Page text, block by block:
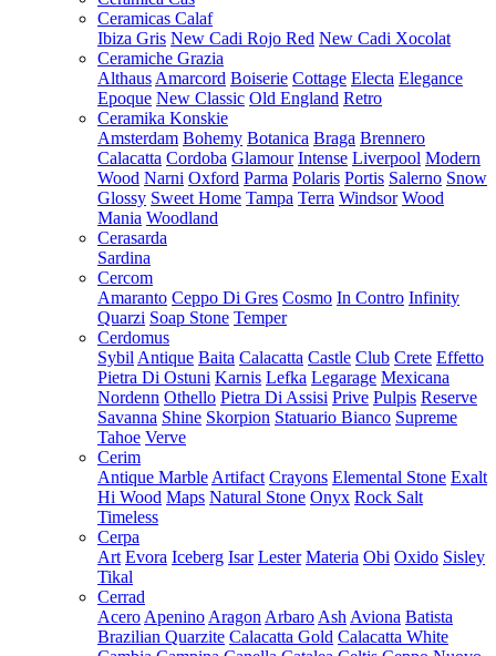
Ceramicas Calaf
Ibiza Gris New Cadi Rojo Red New Cadi Xocolat
Ceramiche Grazia
Althaus Amarcord Boiserie Cottage Electa Elegance
Epoque New Classic Old England Retro
Ceramika Konskie
Amsterdam Bohemy Botanica Braga Brennero
Calacatta Cordoba Glamour Intense Liverpool Modern
Wood Narni Oxford Parma Polaris Portis Salerno Snow
Glossy Sweet Home Tampa Terra Windsor Wood
Mania Woodland
Cerasarda
Sardina
Cercom
Amaranto Ceppo Di Gres Cosmo In Contro Infinity
Quarzi Soap Stone Temper
Cerdomus
Sybil Antique Baita Calacatta Castle Club Crete Effetto
Pietra Di Ostuni Karnis Lefka Legarage Mexicana
Nordenn Othello Pietra Di Assisi Prive Pulpis Reserve
Savanna Shine Skorpion Statuario Bianco Supreme
Tahoe Verve
Cerim
Antique Marble Artifact Crayons Elemental Stone Exalt
Hi Wood Maps Natural Stone Onyx Rock Salt
Timeless
Cerpa
Art Evora Iceberg Isar Lester Materia Obi Oxido Sisley
Tikal
Cerrad
Acero Apenino Aragon Arbaro Ash Aviona Batista
Brazilian Quarzite Calacatta Gold Calacatta White